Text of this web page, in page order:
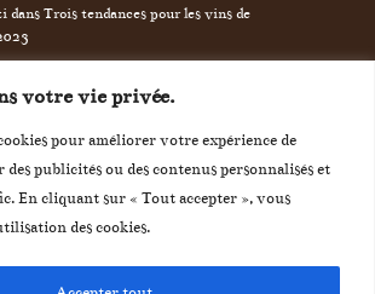
votre vie privée.
pour améliorer votre expérience de
publicités ou des contenus personnalisés et
En cliquant sur « Tout accepter », vous
des cookies.
dans Trois tendances pour les vins de